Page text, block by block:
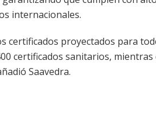
internacionales.
certificados proyectados para
certificados sanitarios,
Saavedra.